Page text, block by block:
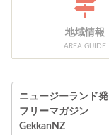
地域情報
AREA GUIDE
ニュージーランド発
フリーマガジン
GekkanNZ